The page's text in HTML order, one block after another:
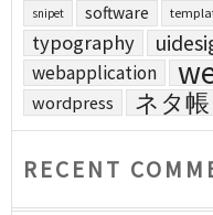
snipet software
typography
webapplication
wordpress ネタ帳
RECENT